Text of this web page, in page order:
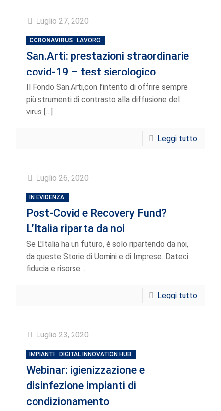
Luglio 27, 2020
CORONAVIRUS LAVORO
San.Arti: prestazioni straordinarie
covid-19 – test sierologico
Il Fondo San.Arti,con l’intento di offrire sempre
più strumenti di contrasto alla diffusione del
virus […]
Leggi tutto
Luglio 26, 2020
IN EVIDENZA
Post-Covid e Recovery Fund?
L’Italia riparta da noi
Se L'Italia ha un futuro, è solo ripartendo da noi,
da queste Storie di Uomini e di Imprese. Dateci
fiducia e risorse ...
Leggi tutto
Luglio 23, 2020
IMPIANTI DIGITAL INNOVATION HUB
Webinar: igienizzazione e
disinfezione impianti di
condizionamento